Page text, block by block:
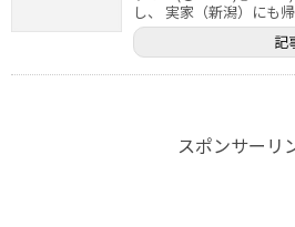
し、 実家（新潟）にも
記
スポンサーリ